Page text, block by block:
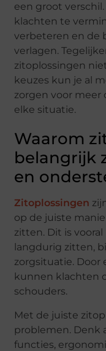
een groot
klachten te
verbeteren en de
verlagen.
zitoplossingen
keuzes kun je al
zorgen voor
elke situatie.
Waarom
belangrijk
en
Zitoplossingen
op de juiste
zitten. Dit is
langdurig zitten,
zorgsituatie. Door
kunnen klachten
schouders.
Met de juiste
problemen. Denk
functies,